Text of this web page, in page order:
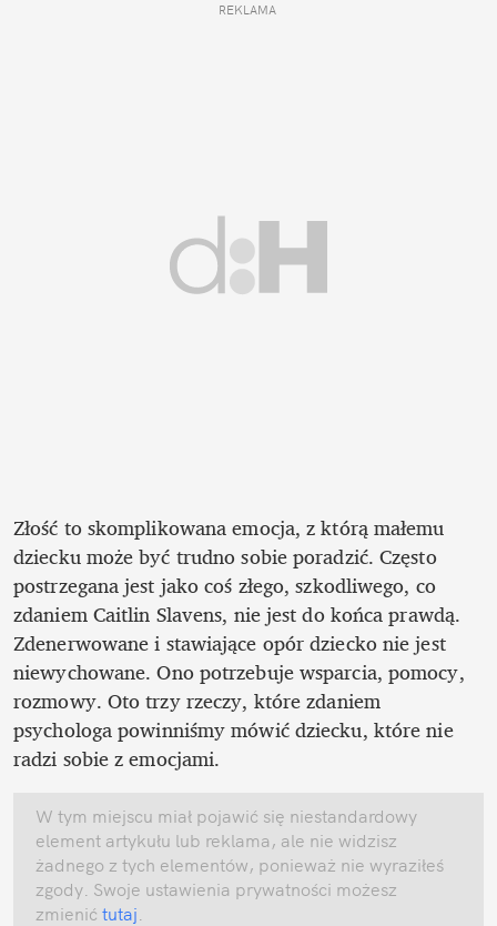
REKLAMA
Złość to skomplikowana emocja, z którą małemu
dziecku może być trudno sobie poradzić. Często
postrzegana jest jako coś złego, szkodliwego, co
zdaniem Caitlin Slavens, nie jest do końca prawdą.
Zdenerwowane i stawiające opór dziecko nie jest
niewychowane. Ono potrzebuje wsparcia, pomocy,
rozmowy. Oto trzy rzeczy, które zdaniem
psychologa powinniśmy mówić dziecku, które nie
radzi sobie z emocjami.
W tym miejscu miał pojawić się niestandardowy
element artykułu lub reklama, ale nie widzisz
żadnego z tych elementów, ponieważ nie wyraziłeś
zgody. Swoje ustawienia prywatności możesz
zmienić tutaj